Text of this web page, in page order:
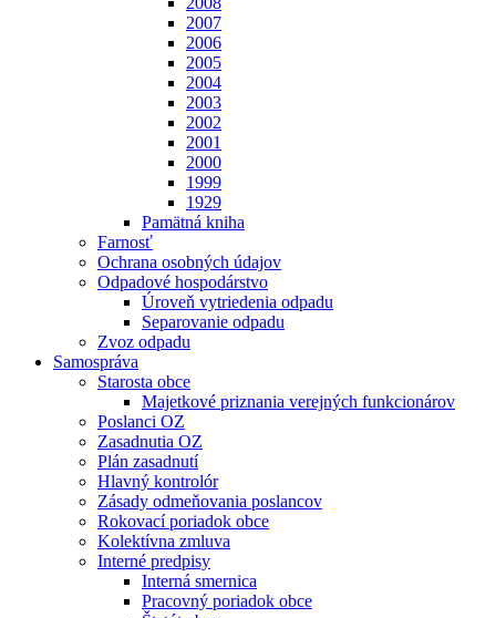
2007
2006
2005
2004
2003
2002
2001
2000
1999
1929
Pamätná kniha
Farnosť
Ochrana osobných údajov
Odpadové hospodárstvo
Úroveň vytriedenia odpadu
Separovanie odpadu
Zvoz odpadu
Samospráva
Starosta obce
Majetkové priznania verejných funkcionárov
Poslanci OZ
Zasadnutia OZ
Plán zasadnutí
Hlavný kontrolór
Zásady odmeňovania poslancov
Rokovací poriadok obce
Kolektívna zmluva
Interné predpisy
Interná smernica
Pracovný poriadok obce